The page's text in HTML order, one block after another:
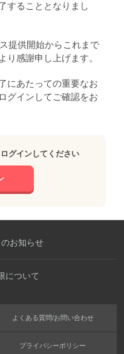
することとなりまし
提供開始からこれまで
り感謝申し上げます。
にあたっての重要なお
グインしてご確認をお
グインしてください
お知らせ
について
よくある質問/お問い合わせ
プライバシーポリシー